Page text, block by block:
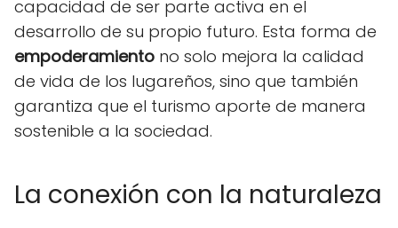
capacidad de ser parte activa en el
desarrollo de su propio futuro. Esta forma de
empoderamiento no solo mejora la calidad
de vida de los lugareños, sino que también
garantiza que el turismo aporte de manera
sostenible a la sociedad.
La conexión con la naturaleza